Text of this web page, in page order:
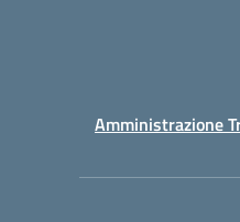
Amministrazione